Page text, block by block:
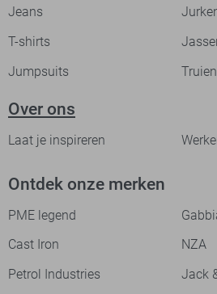
Jeans
T-shirts
Jumpsuits
Truien
Over ons
Laat je inspireren
Ontdek onze merken
PME legend
Cast Iron
NZA
Petrol Industries
Jack